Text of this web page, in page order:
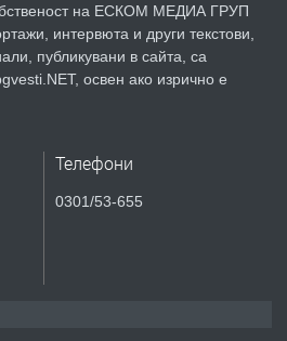
преди 2 години
В МАРОНЯ
на ЕСКОМ МЕДИА ГРУП
интервюта и други текстови,
публикувани в сайта, са
освен ако изрично е
Телефони
0301/53-655